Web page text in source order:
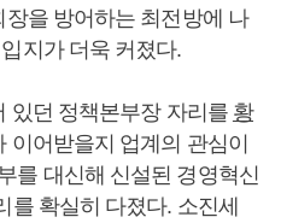
을 방어하는 최전방에 나
지가 더욱 커졌다.
있던 정책본부장 자리를 황
이어받을지 업계의 관심이
를 대신해 신설된 경영혁신
를 확실히 다졌다. 소진세